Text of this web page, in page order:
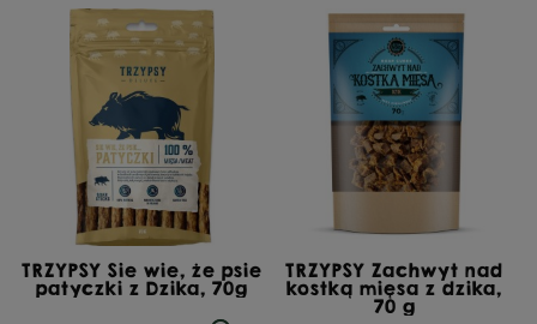
TRZYPSY Sie wie, że psie
patyczki z Dzika, 70g
TRZYPSY Zachwyt nad
kostką mięsa z dzika,
70 g